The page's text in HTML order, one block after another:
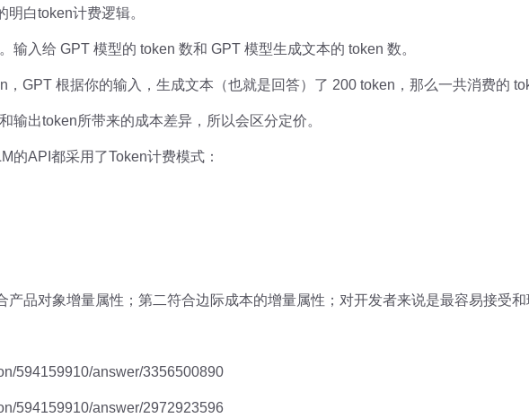
白token计费逻辑。
输入给 GPT 模型的 token 数和 GPT 模型生成文本的 token 数。
GPT 根据你的输入，生成文本（也就是回答）了 200 token，那么一共消费的
输出token所带来的成本差异，所以会区分定价。
的API都采用了Token计费模式：
产品对象增量属性；第二符合边际成本的增量属性；对开发者来说是最容易接受和
594159910/answer/3356500890
594159910/answer/2972923596